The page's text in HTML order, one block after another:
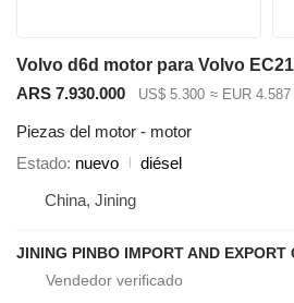
Volvo d6d motor para Volvo
ARS 7.930.000
US$ 5.300 ≈ EUR 4.587
Piezas del motor - motor
Estado nuevo
diésel
China, Jining
JINING PINBO IMPORT AND EXPORT